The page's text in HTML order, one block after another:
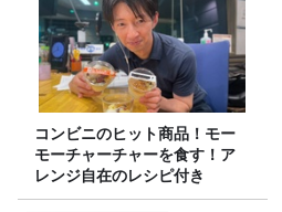
コンビニのヒット商品！モー
モーチャーチャーを食す！ア
レンジ自在のレシピ付き